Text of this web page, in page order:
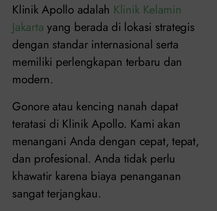
Klinik Apollo adalah Klinik Kelamin
Jakarta yang berada di lokasi strategis
dengan standar internasional serta
memiliki perlengkapan terbaru dan
modern.
Gonore atau kencing nanah dapat
teratasi di Klinik Apollo. Kami akan
menangani Anda dengan cepat, tepat,
dan profesional. Anda tidak perlu
khawatir karena biaya penanganan
sangat terjangkau.